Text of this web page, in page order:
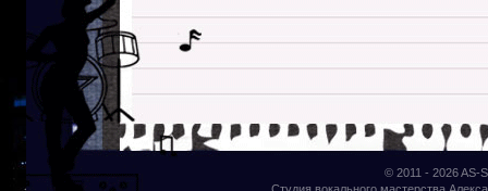
© 2011 - 2026AS-